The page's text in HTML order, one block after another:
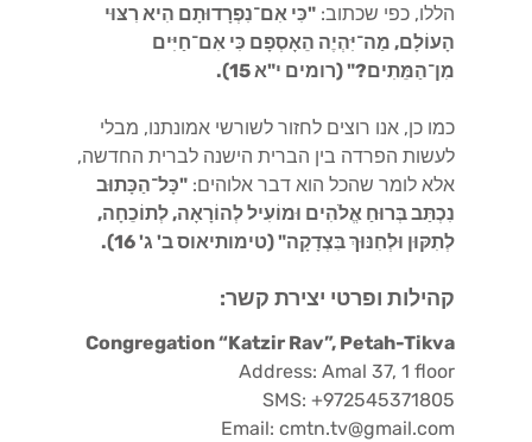
הללו, כפי שכתוב: "כִּי אִם־נִפְרָדוּתָם הִיא רִצּוּי
הָעוֹלָם, מַה־יִּהְיֶה הֵאָסְפָם כִּי אִם־חַיִּים
מִן־הַמֵּתִים?" (רומים י"א 15).
כמו כן, אנו רוצים לחזור לשורשי אמונתנו, מבלי
לעשות הפרדה בין הברית הישנה לברית החדשה,
אלא לומר שהכל הוא דבר אלוהים: "כָּל־הַכָּתוּב
נִכְתַּב בְּרוּחַ אֱלֹהִים וּמוֹעִיל לְהוֹרָאָה, לְתוֹכֵחָה,
לְתִקּוּן וּלְחִנּוּךְ בִּצְדָקָה" (טימותיאוס ב' ג' 16).
קהילות ופרטי יצירת קשר:
Congregation “Katzir Rav”, Petah-Tikva
Address: Amal 37, 1 floor
SMS: +972545371805
Email: cmtn.tv@gmail.com